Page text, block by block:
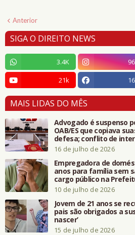
Anterior
SIGA O DIREITO NEWS
3.4K
21k
MAIS LIDAS DO MÊS
Advogado é suspenso
OAB/ES que copiava
defesa; conflito de
16 de julho de 2026
Empregadora de
anos para família sem
cargo público na
10 de julho de 2026
Jovem de 21 anos se
pais são obrigados a
nascer’
15 de julho de 2026